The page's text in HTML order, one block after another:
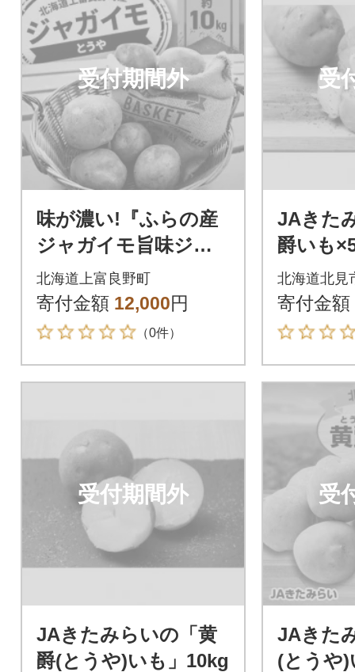
受付期間外
味が濃い!『ふらの産
ジャガイモ旨味ジャ
ガイモ とうや』ML
サイズ 約10kg
北海道上富良野町
寄付金額 12,000円
（0件）
受
JAきた
爵いも
爵(とう
セット
北海道北見
寄付金額
受付期間外
JAきたみらいの「黄
爵(とうや)いも」10kg
受
JAきた
(とうや